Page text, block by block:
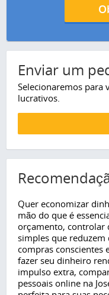
Enviar um
Selecionaremos para
lucrativos.
Quer economizar
mão do que é
orçamento, controlar
simples que reduzem
compras conscientes
fazer seu dinheiro
impulso extra,
pessoais online na